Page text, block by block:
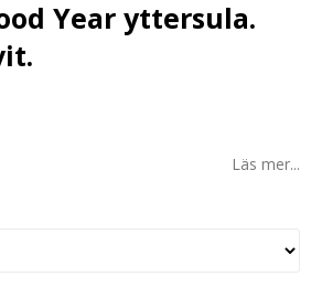
Year yttersula.
Läs mer...